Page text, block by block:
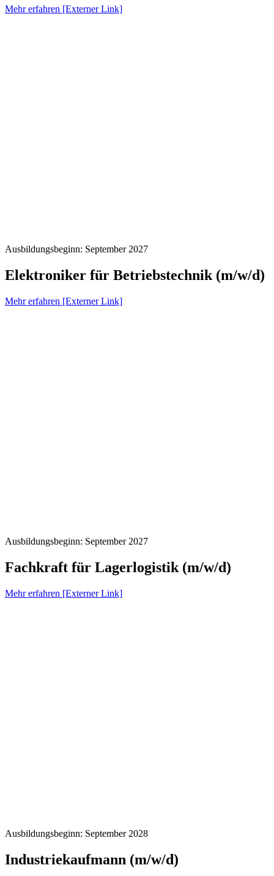
Mehr erfahren [Externer Link]
Ausbildungsbeginn: September 2027
Elektroniker für Betriebstechnik (m/w/d)
Mehr erfahren [Externer Link]
Ausbildungsbeginn: September 2027
Fachkraft für Lagerlogistik (m/w/d)
Mehr erfahren [Externer Link]
Ausbildungsbeginn: September 2028
Industriekaufmann (m/w/d)